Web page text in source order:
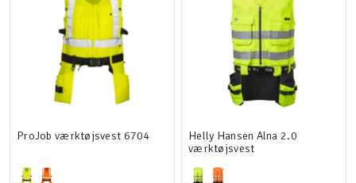
ProJob værktøjsvest 6704
Helly Hansen Alna 2.0
værktøjsvest